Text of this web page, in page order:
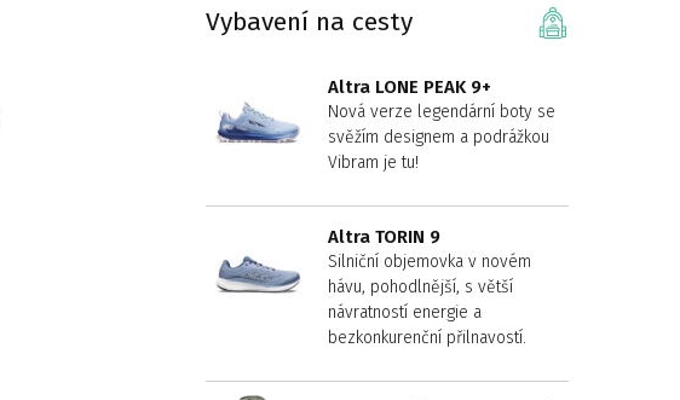
Vybavení na cesty
Altra LONE PEAK 9+
Nová verze legendární boty se
svěžím designem a podrážkou
Vibram je tu!
Altra TORIN 9
Silniční objemovka v novém
hávu, pohodlnější, s větší
návratností energie a
bezkonkurenční přilnavostí.